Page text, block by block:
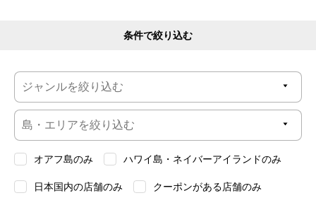
条件で絞り込む
オアフ島のみ ハワイ島・ネイバーアイランドのみ
日本国内の店舗のみ クーポンがある店舗のみ